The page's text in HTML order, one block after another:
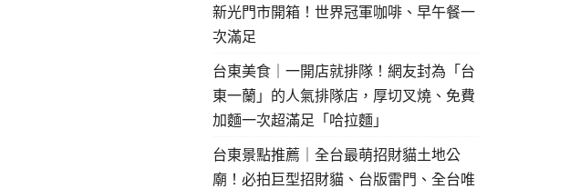
新光門市開箱！世界冠軍咖啡、早午餐一
次滿足
台東美食｜一開店就排隊！網友封為「台
東一蘭」的人氣排隊店，厚切叉燒、免費
加麵一次超滿足「哈拉麵」
台東景點推薦｜全台最萌招財貓土地公
廟！必拍巨型招財貓、台版雷門、全台唯